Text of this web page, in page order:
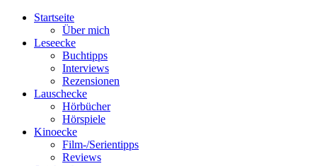
Startseite
Über mich
Leseecke
Buchtipps
Interviews
Rezensionen
Lauschecke
Hörbücher
Hörspiele
Kinoecke
Film-/Serientipps
Reviews